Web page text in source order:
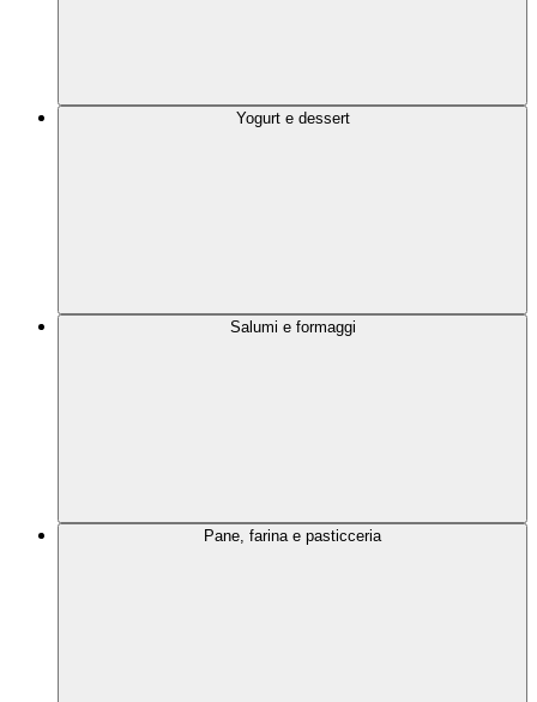
Yogurt e dessert
Salumi e formaggi
Pane, farina e pasticceria